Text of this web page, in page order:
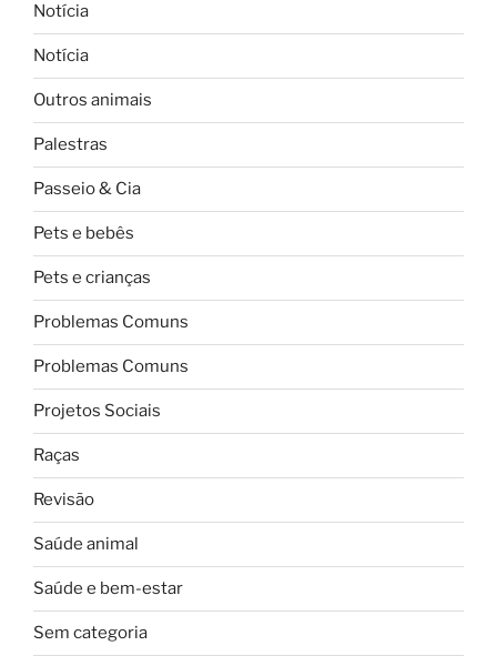
Notícia
Notícia
Outros animais
Palestras
Passeio & Cia
Pets e bebês
Pets e crianças
Problemas Comuns
Problemas Comuns
Projetos Sociais
Raças
Revisão
Saúde animal
Saúde e bem-estar
Sem categoria